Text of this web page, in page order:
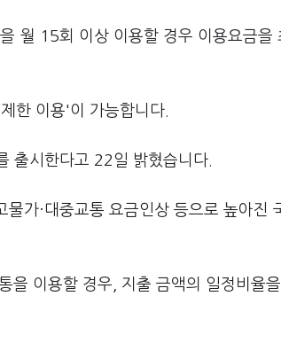
월 15회 이상 이용할 경우 이용요금을
한 이용'이 가능합니다.
출시한다고 22일 밝혔습니다.
가·대중교통 요금인상 등으로 높아진
을 이용할 경우, 지출 금액의 일정비율